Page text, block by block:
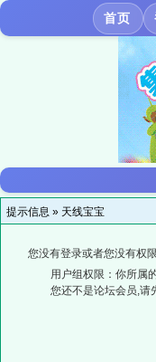
首页
提示信息 » 天线宝宝
您没有登录或者您没有权
用户组权限：你所属
您还不是论坛会员,请